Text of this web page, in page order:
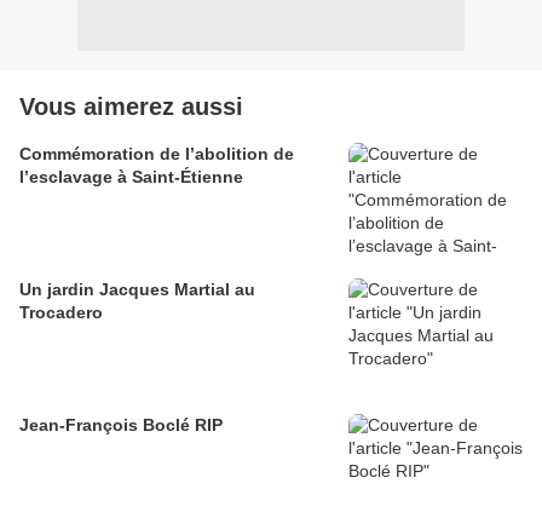
Vous aimerez aussi
Commémoration de l’abolition de
l’esclavage à Saint-Étienne
Un jardin Jacques Martial au
Trocadero
Jean-François Boclé RIP